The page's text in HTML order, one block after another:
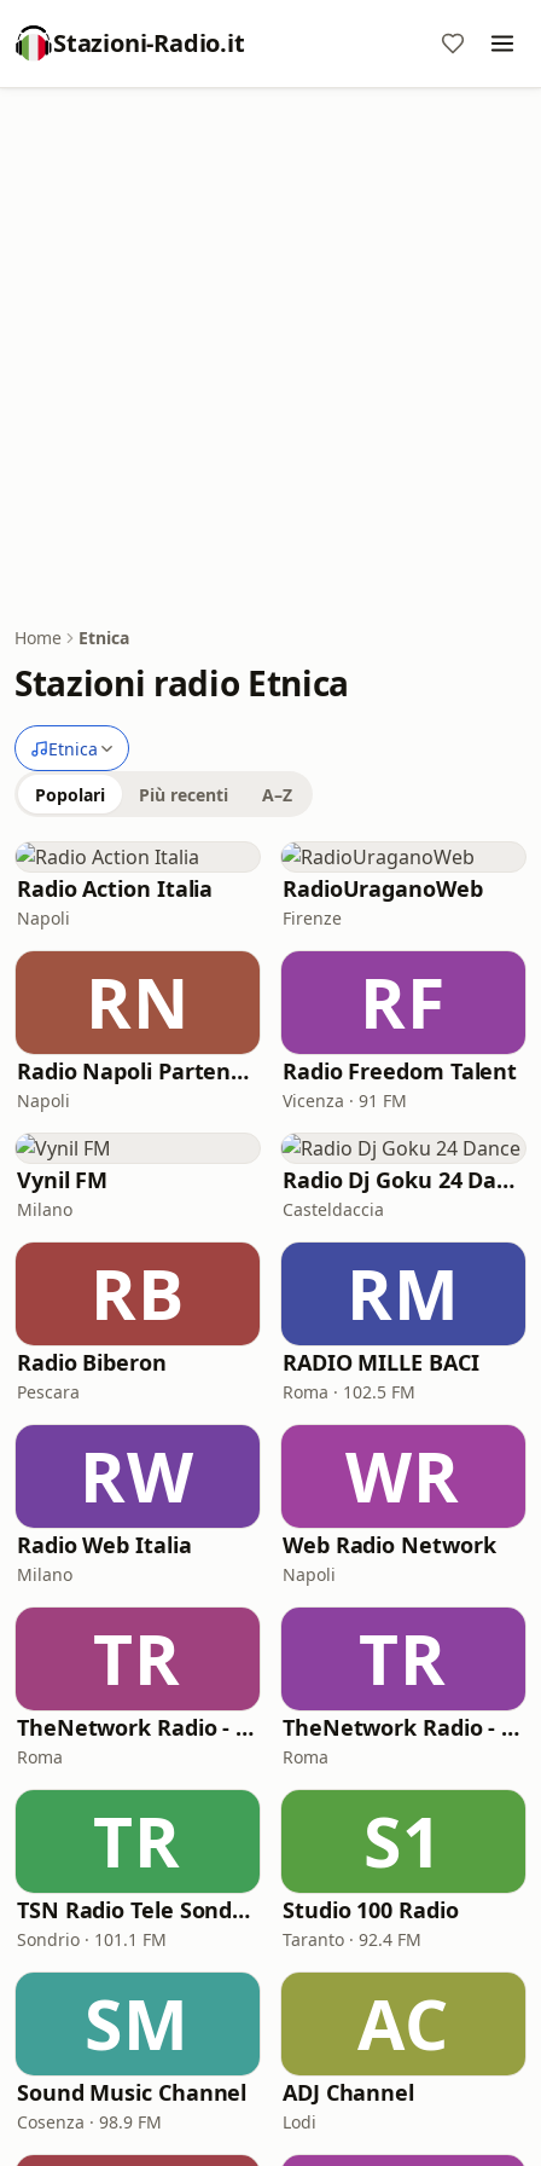
Stazioni-Radio.it
Home Etnica
Stazioni radio Etnica
Etnica
Popolari Più recenti A–Z
Radio Action Italia
Napoli
RadioUraganoWeb
Firenze
RN
Radio Napoli Partenope
Napoli
RF
Radio Freedom Talent
Vicenza · 91 FM
Vynil FM
Milano
Radio Dj Goku 24 Dance
Casteldaccia
RB
Radio Biberon
Pescara
RM
RADIO MILLE BACI
Roma · 102.5 FM
RW
Radio Web Italia
Milano
WR
Web Radio Network
Napoli
TR
TheNetwork Radio - Hits 40
Roma
TR
TheNetwork Radio - Successi Italiani
Roma
TR
TSN Radio Tele Sondrio
Sondrio · 101.1 FM
S1
Studio 100 Radio
Taranto · 92.4 FM
SM
Sound Music Channel
Cosenza · 98.9 FM
AC
ADJ Channel
Lodi